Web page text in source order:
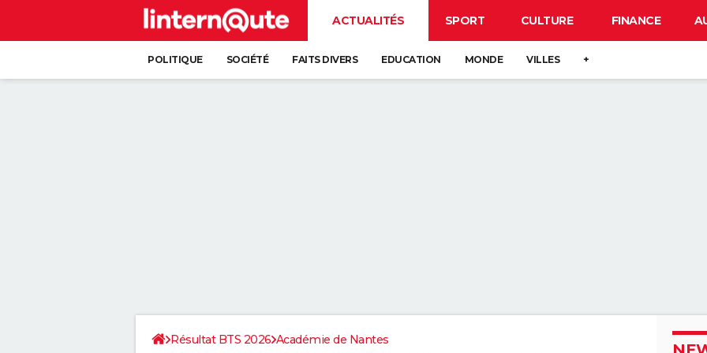
ACTUALITÉS SPORT CULTURE FINANCE
POLITIQUE SOCIÉTÉ FAITS DIVERS EDUCATION MONDE VILLES +
Résultat BTS 2026 Académie de Nantes